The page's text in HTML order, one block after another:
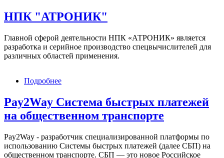
группа
компаний
НПК "АТРОНИК"
Главной сферой деятельности НПК «АТРОНИК» является
разработка и серийное производство спецвычислителей для
различных областей применения.
Подробнее
"АТРОНИК"
Pay2Way Система быстрых платежей
на общественном транспорте
Pay2Way - разработчик специализированной платформы по
использованию Системы быстрых платежей (далее СБП) на
общественном транспорте. СБП — это новое Российское